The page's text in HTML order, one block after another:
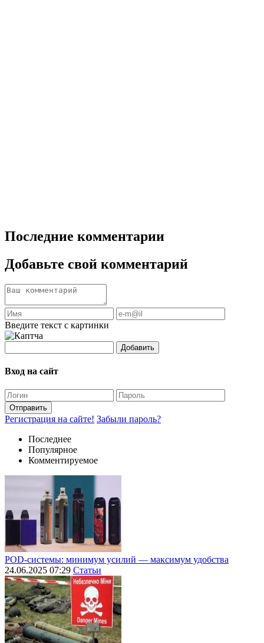
Последние комментарии
Добавьте свой комментарий
Введите текст с картинки
Добавить
Вход на сайт
Отправить
Регистрация на сайте! Забыли пароль?
Последнее
Популярное
Комментируемое
POD-системы: минимум усилий — максимум удобства
24.06.2025 07:29 Статьи